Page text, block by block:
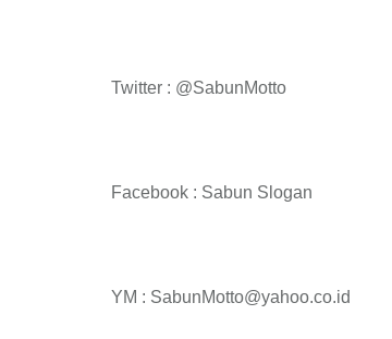
Twitter : @SabunMotto
Facebook : Sabun Slogan
YM : SabunMotto@yahoo.co.id